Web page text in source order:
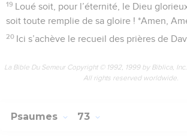
19 Loué soit, pour l’éternité, le Dieu
soit toute remplie de sa gloire ! *Amen,
20 Ici s’achève le recueil des prières de
La Bible Du Semeur Copyright © 1992, 1999 by Biblica,
All rights reserved worldwide.
Psaumes 73